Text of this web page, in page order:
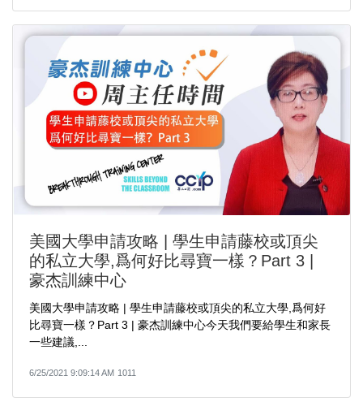
美國大學申請攻略 | 學生申請藤校或頂尖
的私立大學,爲何好比尋寶一樣？Part 3 |
豪杰訓練中心
美國大學申請攻略 | 學生申請藤校或頂尖的私立大學,爲何好
比尋寶一樣？Part 3 | 豪杰訓練中心今天我們要給學生和家長
一些建議,...
6/25/2021 9:09:14 AM 1011